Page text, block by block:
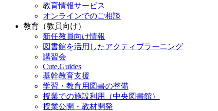
教育情報サービス
オンラインでのご相談
教育（教員向け）
新任教員向け情報
図書館を活用したアクティブラーニング
講習会
Cute.Guides
基幹教育支援
学習・教育用図書の整備
授業での施設利用（中央図書館）
授業公開・教材開発